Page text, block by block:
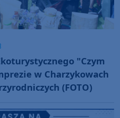
"Czym
w Charzykowach
(FOTO)